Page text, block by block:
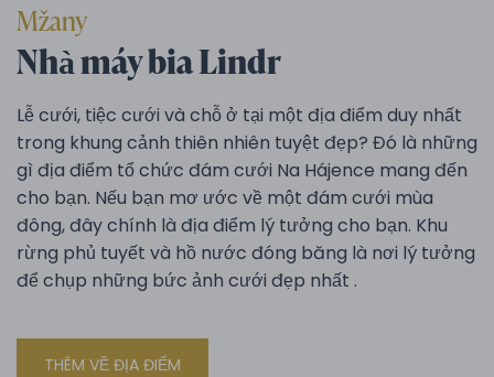
Mžany
Nhà máy bia Lindr
Lễ cưới, tiệc cưới và chỗ ở tại một địa điểm duy nhất
trong khung cảnh thiên nhiên tuyệt đẹp? Đó là những
gì địa điểm tổ chức đám cưới Na Hájence mang đến
cho bạn. Nếu bạn mơ ước về một đám cưới mùa
đông, đây chính là địa điểm lý tưởng cho bạn. Khu
rừng phủ tuyết và hồ nước đóng băng là nơi lý tưởng
để chụp những bức ảnh cưới đẹp nhất .
THÊM VỀ ĐỊA ĐIỂM